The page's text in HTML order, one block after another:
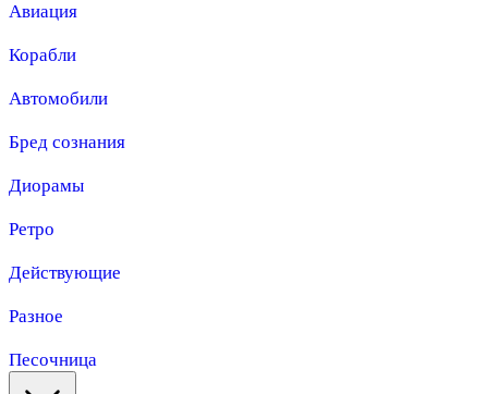
Авиация
Корабли
Автомобили
Бред сознания
Диорамы
Ретро
Действующие
Разное
Песочница